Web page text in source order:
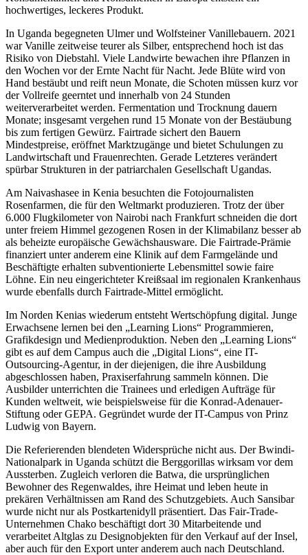
hochwertiges, leckeres Produkt.
In Uganda begegneten Ulmer und Wolfsteiner Vanillebauern. 2021
war Vanille zeitweise teurer als Silber, entsprechend hoch ist das
Risiko von Diebstahl. Viele Landwirte bewachen ihre Pflanzen in
den Wochen vor der Ernte Nacht für Nacht. Jede Blüte wird von
Hand bestäubt und reift neun Monate, die Schoten müssen kurz vor
der Vollreife geerntet und innerhalb von 24 Stunden
weiterverarbeitet werden. Fermentation und Trocknung dauern
Monate; insgesamt vergehen rund 15 Monate von der Bestäubung
bis zum fertigen Gewürz. Fairtrade sichert den Bauern
Mindestpreise, eröffnet Marktzugänge und bietet Schulungen zu
Landwirtschaft und Frauenrechten. Gerade Letzteres verändert
spürbar Strukturen in der patriarchalen Gesellschaft Ugandas.
Am Naivashasee in Kenia besuchten die Fotojournalisten
Rosenfarmen, die für den Weltmarkt produzieren. Trotz der über
6.000 Flugkilometer von Nairobi nach Frankfurt schneiden die dort
unter freiem Himmel gezogenen Rosen in der Klimabilanz besser ab
als beheizte europäische Gewächshausware. Die Fairtrade-Prämie
finanziert unter anderem eine Klinik auf dem Farmgelände und
Beschäftigte erhalten subventionierte Lebensmittel sowie faire
Löhne. Ein neu eingerichteter Kreißsaal im regionalen Krankenhaus
wurde ebenfalls durch Fairtrade-Mittel ermöglicht.
Im Norden Kenias wiederum entsteht Wertschöpfung digital. Junge
Erwachsene lernen bei den „Learning Lions“ Programmieren,
Grafikdesign und Medienproduktion. Neben den „Learning Lions“
gibt es auf dem Campus auch die „Digital Lions“, eine IT-
Outsourcing-Agentur, in der diejenigen, die ihre Ausbildung
abgeschlossen haben, Praxiserfahrung sammeln können. Die
Ausbilder unterrichten die Trainees und erledigen Aufträge für
Kunden weltweit, wie beispielsweise für die Konrad-Adenauer-
Stiftung oder GEPA. Gegründet wurde der IT-Campus von Prinz
Ludwig von Bayern.
Die Referierenden blendeten Widersprüche nicht aus. Der Bwindi-
Nationalpark in Uganda schützt die Berggorillas wirksam vor dem
Aussterben. Zugleich verloren die Batwa, die ursprünglichen
Bewohner des Regenwaldes, ihre Heimat und leben heute in
prekären Verhältnissen am Rand des Schutzgebiets. Auch Sansibar
wurde nicht nur als Postkartenidyll präsentiert. Das Fair-Trade-
Unternehmen Chako beschäftigt dort 30 Mitarbeitende und
verarbeitet Altglas zu Designobjekten für den Verkauf auf der Insel,
aber auch für den Export unter anderem auch nach Deutschland.